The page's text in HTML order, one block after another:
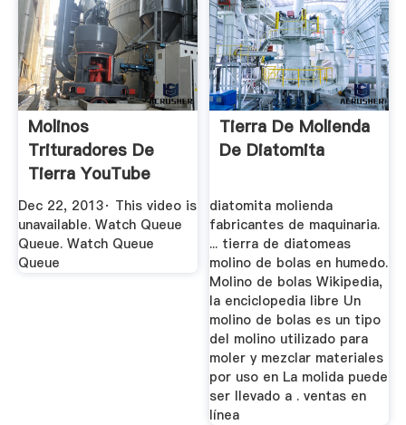
Molinos
Trituradores De
Tierra YouTube
Dec 22, 2013· This video is
unavailable. Watch Queue
Queue. Watch Queue
Queue
Tierra De Molienda
De Diatomita
diatomita molienda
fabricantes de maquinaria.
... tierra de diatomeas
molino de bolas en humedo.
Molino de bolas Wikipedia,
la enciclopedia libre Un
molino de bolas es un tipo
del molino utilizado para
moler y mezclar materiales
por uso en La molida puede
ser llevado a . ventas en
línea